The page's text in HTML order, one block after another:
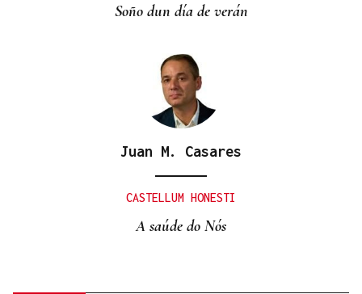
Soño dun día de verán
Juan M. Casares
CASTELLUM HONESTI
A saúde do Nós